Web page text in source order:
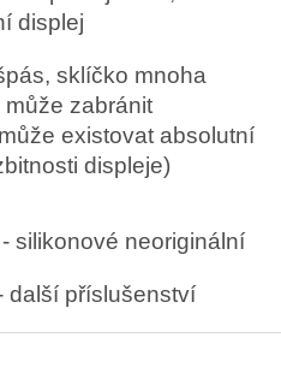
displej
sklíčko mnoha
zabránit
existovat absolutní
displeje)
silikonové neoriginální
další příslušenství